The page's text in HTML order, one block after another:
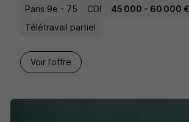
Paris 9e - 75 CDI
45 000 - 60 000
Télétravail partiel
Voir l’offre